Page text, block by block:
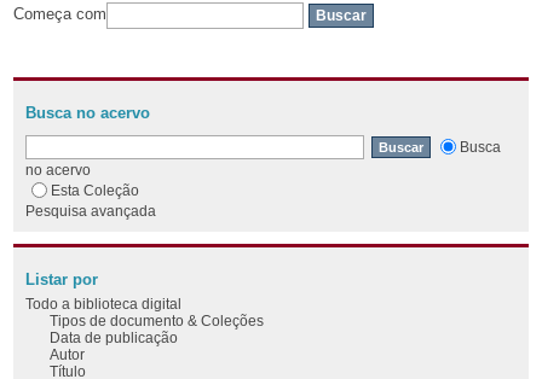
Começa com
Busca no acervo
Busca
no acervo
Esta Coleção
Pesquisa avançada
Listar por
Todo a biblioteca digital
Tipos de documento & Coleções
Data de publicação
Autor
Título